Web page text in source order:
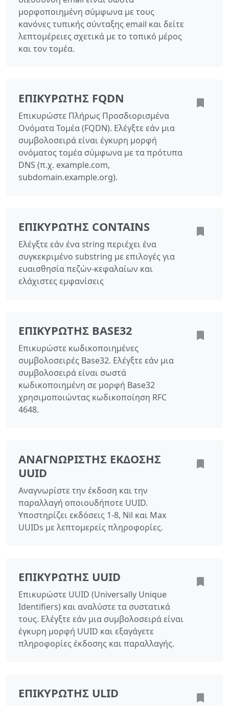
μορφοποιημένη σύμφωνα με τους
κανόνες τυπικής σύνταξης email και δείτε
λεπτομέρειες σχετικά με το τοπικό μέρος
και τον τομέα.
ΕΠΙΚΥΡΩΤΉΣ FQDN
Επικυρώστε Πλήρως Προσδιορισμένα
Ονόματα Τομέα (FQDN). Ελέγξτε εάν μια
συμβολοσειρά είναι έγκυρη μορφή
ονόματος τομέα σύμφωνα με τα πρότυπα
DNS (π.χ. example.com,
subdomain.example.org).
ΕΠΙΚΥΡΩΤΉΣ CONTAINS
Ελέγξτε εάν ένα string περιέχει ένα
συγκεκριμένο substring με επιλογές για
ευαισθησία πεζών-κεφαλαίων και
ελάχιστες εμφανίσεις
ΕΠΙΚΥΡΩΤΉΣ BASE32
Επικυρώστε κωδικοποιημένες
συμβολοσειρές Base32. Ελέγξτε εάν μια
συμβολοσειρά είναι σωστά
κωδικοποιημένη σε μορφή Base32
χρησιμοποιώντας κωδικοποίηση RFC
4648.
ΑΝΑΓΝΩΡΙΣΤΉΣ ΈΚΔΟΣΗΣ
UUID
Αναγνωρίστε την έκδοση και την
παραλλαγή οποιουδήποτε UUID.
Υποστηρίζει εκδόσεις 1-8, Nil και Max
UUIDs με λεπτομερείς πληροφορίες.
ΕΠΙΚΥΡΩΤΉΣ UUID
Επικυρώστε UUID (Universally Unique
Identifiers) και αναλύστε τα συστατικά
τους. Ελέγξτε εάν μια συμβολοσειρά είναι
έγκυρη μορφή UUID και εξαγάγετε
πληροφορίες έκδοσης και παραλλαγής.
ΕΠΙΚΥΡΩΤΉΣ ULID